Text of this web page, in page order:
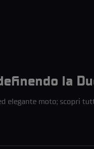
la
elegante moto; scopri